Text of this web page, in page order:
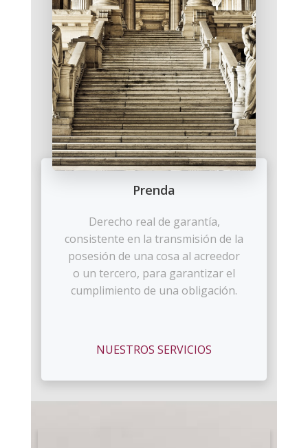
Prenda
Derecho real de garantía,
consistente en la transmisión de la
posesión de una cosa al acreedor
o un tercero, para garantizar el
cumplimiento de una obligación.
NUESTROS SERVICIOS